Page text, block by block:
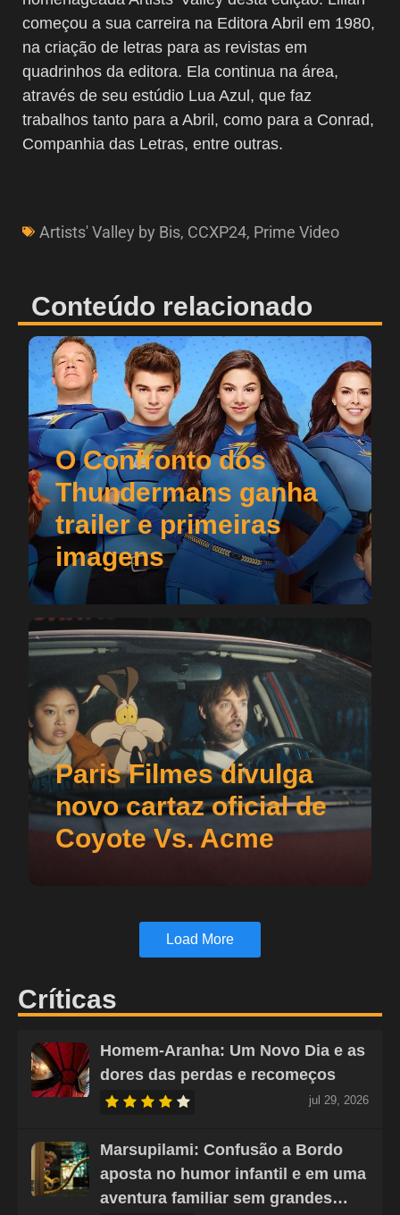
começou a sua carreira na Editora Abril em 1980,
na criação de letras para as revistas em
quadrinhos da editora. Ela continua na área,
através de seu estúdio Lua Azul, que faz
trabalhos tanto para a Abril, como para a Conrad,
Companhia das Letras, entre outras.
Artists' Valley by Bis, CCXP24, Prime Video
Conteúdo relacionado
O Confronto dos
Thundermans ganha
trailer e primeiras
imagens
Paris Filmes divulga
novo cartaz oficial de
Coyote Vs. Acme
Load More
Críticas
Homem-Aranha: Um Novo Dia e as
dores das perdas e recomeços
jul 29, 2026
Marsupilami: Confusão a Bordo
aposta no humor infantil e em uma
aventura familiar sem grandes…